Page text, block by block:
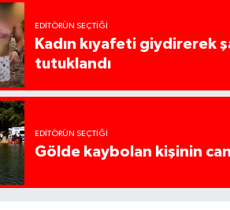
EDITÖRÜN SEÇTIĞI
Kadın kıyafeti giydirerek
tutuklandı
EDITÖRÜN SEÇTIĞI
Gölde kaybolan kişinin